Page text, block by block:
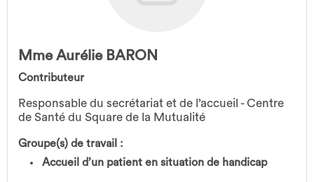
Mme Aurélie BARON
Contributeur
Responsable du secrétariat et de l’accueil - Centre
de Santé du Square de la Mutualité
Groupe(s) de travail :
Accueil d’un patient en situation de handicap